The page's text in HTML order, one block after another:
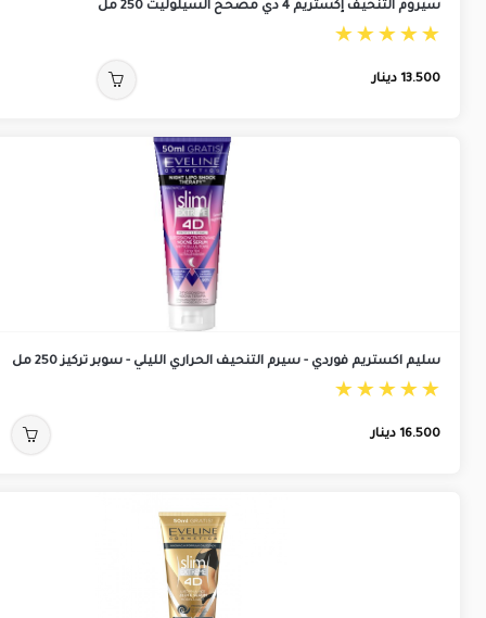
سيروم التنحيف إكستريم 4 دي مصحح السيلوليت 250 مل
13.500 دينار
سليم اكستريم فوردي - سيرم التنحيف الحراري الليلي - سوبر تركيز 250 مل
16.500 دينار